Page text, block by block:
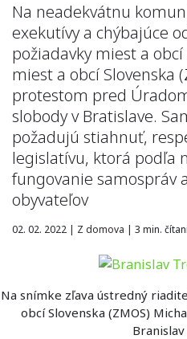
Na neadekvátnu
exekutívy a chýbajúce
požiadavky miest a
miest a obcí Slovenska
protestom pred
slobody v Bratislave.
požadujú stiahnuť,
legislatívu, ktorá podľa
fungovanie samospráv
obyvateľov
02. 02. 2022 | Z domova | 3 min.
Na snímke zľava ústredný
obcí Slovenska (ZMOS)